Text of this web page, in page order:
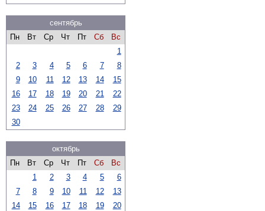
сентябрь
Пн
Вт Ср Чт Пт Сб
Вс
1
2
3 4 5 6 7
8
9
10 11 12 13 14
15
16
17 18 19 20 21
22
23
24 25 26 27 28
29
30
октябрь
Пн
Вт Ср Чт Пт Сб
Вс
1
2 3 4 5
6
7
8 9 10 11 12
13
14
15 16 17 18 19
20